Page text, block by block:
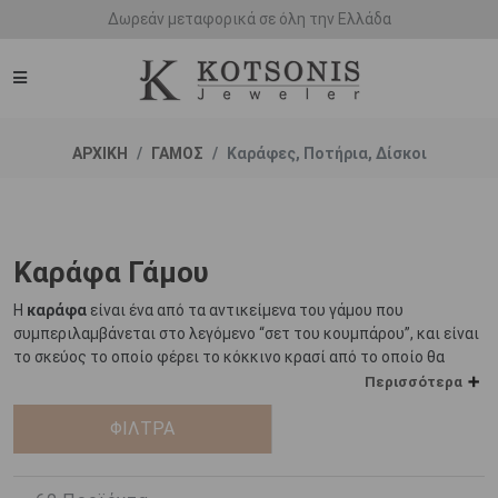
Δωρεάν μεταφορικά σε όλη την Ελλάδα
ΑΡΧΙΚΗ ΓΑΜΟΣ Καράφες, Ποτήρια, Δίσκοι
Καράφα Γάμου
Η καράφα είναι ένα από τα αντικείμενα του γάμου που
συμπεριλαμβάνεται στο λεγόμενο “σετ του κουμπάρου”, και είναι
το σκεύος το οποίο φέρει το κόκκινο κρασί από το οποίο θα
πιουν οι νεόνυμφοι κατά τη διάρκεια της τελετής.
Το κρασί που φέρει η καράφα, παίζει σημαντικό ρόλο στη
Χριστιανική θρησκεία, καθώς θεωρείται πως συμβολίζει το αίμα
Περισσότερα
ΦΙΛΤΡΑ